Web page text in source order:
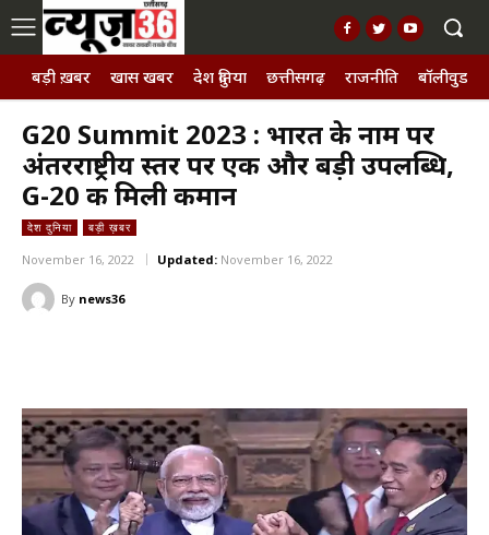
बड़ी ख़बर खास खबर देश दुनिया छत्तीसगढ़ राजनीति बॉलीवुड,
G20 Summit 2023 : भारत के नाम पर
अंतरराष्ट्रीय स्तर पर एक और बड़ी उपलब्धि,
G-20 की मिली कमान
देश दुनिया बड़ी ख़बर
November 16, 2022 Updated: November 16, 2022
By news36